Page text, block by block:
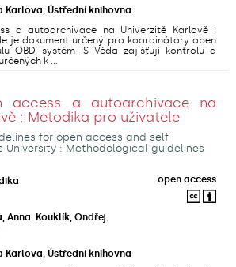
Karlova, Ústřední knihovna
a autoarchivace na Univerzitě Karlově :
je dokument určený pro koordinátory open
OBD systém IS Věda zajišťují kontrolu a
k ...
access a autoarchivace na
: Metodika pro uživatele
for open access and self-
University : Methodological guidelines
open access
Anna; Kouklík, Ondřej;
Karlova, Ústřední knihovna